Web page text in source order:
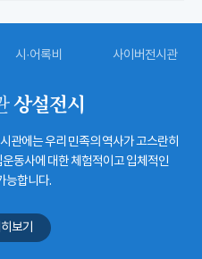
시·어록비 사이버전시관
상설전시
관에는 우리 민족의 역사가 고스란히
동사에 대한 체험적이고 입체적인
능합니다.
보기